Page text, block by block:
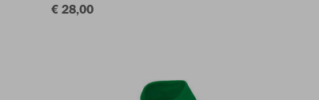
€ 28,00